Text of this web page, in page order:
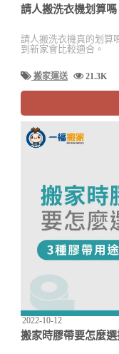
請人搬洗衣機划算
請人搬洗衣機真的划算
到新家會比較適合。
搬家運送 21.3K
2022-10-12
搬家時膠帶要怎麼